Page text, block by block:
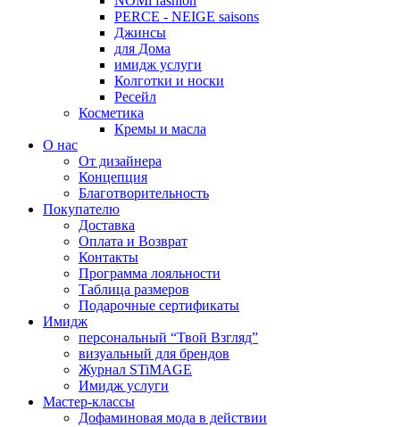
PERCE - NEIGE saisons
Джинсы
для Дома
имидж услуги
Колготки и носки
Ресейл
Косметика
Кремы и масла
О нас
От дизайнера
Концепция
Благотворительность
Покупателю
Доставка
Оплата и Возврат
Контакты
Программа лояльности
Таблица размеров
Подарочные сертификаты
Имидж
персональный “Твой Взгляд”
визуальный для брендов
Журнал STiMAGE
Имидж услуги
Мастер-классы
Дофаминовая мода в действии